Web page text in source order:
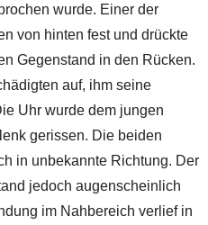
wurde. Einer der
von hinten fest und drückte
Gegenstand in den Rücken.
auf, ihm seine
Uhr wurde dem jungen
gerissen. Die beiden
in unbekannte Richtung. Der
jedoch augenscheinlich
im Nahbereich verlief in